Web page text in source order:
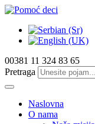
00381 11 324 83 65
Pretraga
Naslovna
O nama